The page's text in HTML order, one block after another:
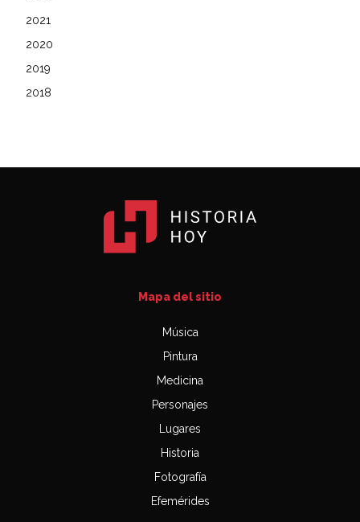
2021
2020
2019
2018
Mapa del sitio
Música
Pintura
Medicina
Personajes
Lugares
Historia
Fotografía
Efemérides